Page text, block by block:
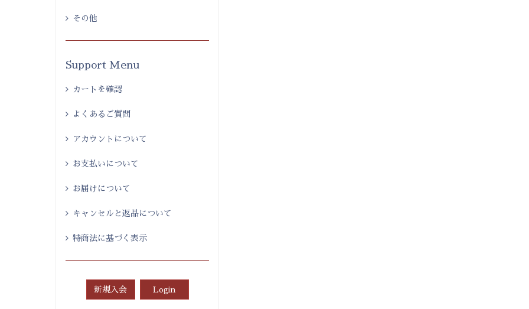
その他
Support Menu
カートを確認
よくあるご質問
アカウントについて
お支払いについて
お届けについて
キャンセルと返品について
特商法に基づく表示
新規入会 Login